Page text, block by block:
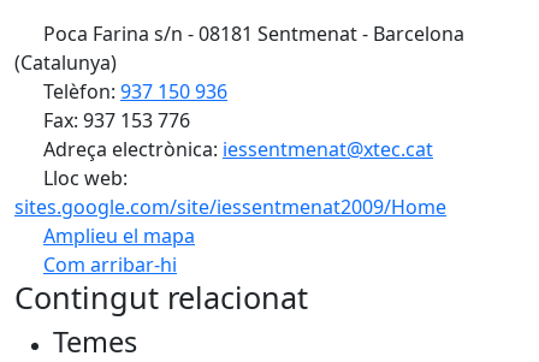
Poca Farina s/n - 08181 Sentmenat - Barcelona
(Catalunya)
Telèfon: 937 150 936
Fax: 937 153 776
Adreça electrònica: iessentmenat@xtec.cat
Lloc web:
sites.google.com/site/iessentmenat2009/Home
Amplieu el mapa
Com arribar-hi
+
Contingut relacionat
Temes